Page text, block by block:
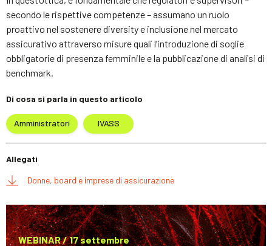
secondo le rispettive competenze – assumano un ruolo
proattivo nel sostenere diversity e inclusione nel mercato
assicurativo attraverso misure quali l’introduzione di soglie
obbligatorie di presenza femminile e la pubblicazione di analisi di
benchmark.
Di cosa si parla in questo articolo
Amministratori IVASS
Allegati
Donne, board e imprese di assicurazione
WEBINAR / 17 settembre